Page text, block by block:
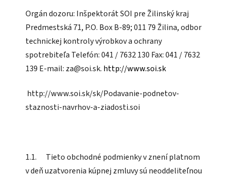
Orgán dozoru: Inšpektorát SOI pre Žilinský kraj
Predmestská 71, P.O. Box B-89; 011 79 Žilina, odbor
technickej kontroly výrobkov a ochrany
spotrebiteľa Telefón: 041 / 7632 130 Fax: 041 / 7632
139 E-mail: za@soi.sk. http://www.soi.sk
http://www.soi.sk/sk/Podavanie-podnetov-
staznosti-navrhov-a-ziadosti.soi
1.1. Tieto obchodné podmienky v znení platnom
v deň uzatvorenia kúpnej zmluvy sú neoddeliteľnou